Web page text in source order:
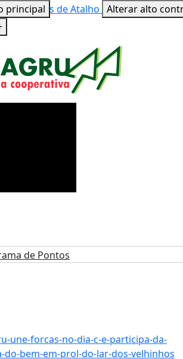
principal
Site Teclas de Atalho Alterar alto